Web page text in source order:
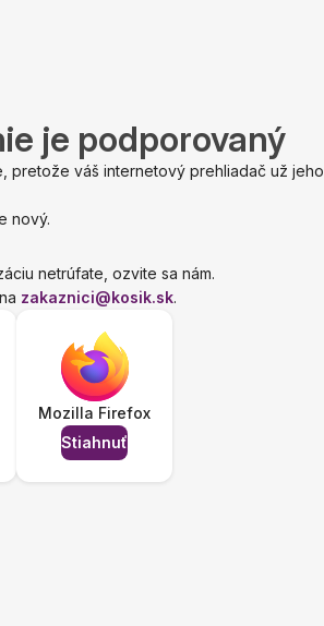
je podporovaný
pretože váš internetový prehliadač už jeho
nový.
netrúfate, ozvite sa nám.
zakaznici@kosik.sk.
Mozilla Firefox
Stiahnuť